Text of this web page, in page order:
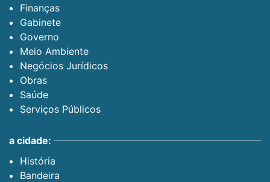
Finanças
Gabinete
Governo
Meio Ambiente
Negócios Jurídicos
Obras
Saúde
Serviços Públicos
a cidade:
História
Bandeira